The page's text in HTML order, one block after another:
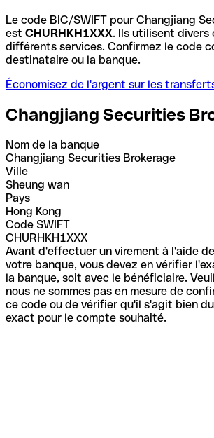
Le code BIC/SWIFT pour Changjiang
est CHURHKH1XXX. Ils utilisent divers
différents services. Confirmez le code
destinataire ou la banque.
Économisez de l'argent sur les
Changjiang Securities
Nom de la banque
Changjiang Securities Brokerage
Ville
Sheung wan
Pays
Hong Kong
Code SWIFT
CHURHKH1XXX
Avant d'effectuer un virement à l'aide
votre banque, vous devez en vérifier
la banque, soit avec le bénéficiaire.
nous ne sommes pas en mesure de
ce code ou de vérifier qu'il s'agit bien
exact pour le compte souhaité.